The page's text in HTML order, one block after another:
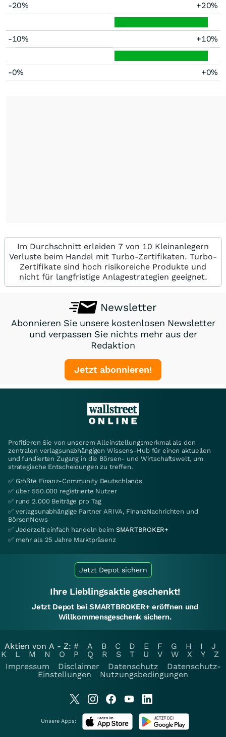
-20% +20%
-10% +10%
-0% +0%
Im Durchschnitt erleiden 7 von 10 Kleinanlegern
Verluste beim Handel mit Turbo-Zertifikaten. Turbo-
Zertifikate sind hoch risikoreiche Produkte und
nicht für langfristige Anlagestrategien geeignet.
Newsletter
Abonnieren Sie unsere kostenlosen Newsletter
und verpassen Sie nichts mehr aus der
Redaktion
Jetzt abonnieren!
Profitieren Sie von unserem Alleinstellungsmerkmal als den
zentralen verlagsunabhängigen Wissens-Hub für einen aktuellen
und fundierten Zugang in die Börsen- und Wirtschaftswelt, um
strategische Entscheidungen zu treffen.
✅ Größte Finanz-Community Deutschlands
✅ über 550.000 registrierte Nutzer
✅ rund 2.000 Beiträge pro Tag
✅ verlagsunabhängige Partner ARIVA, FinanzNachrichten und
BörsenNews
✅ Jederzeit einfach handeln beim SMARTBROKER+
✅ mehr als 25 Jahre Marktpräsenz
Jetzt Depot sichern
Ihre Lieblingsaktie geschenkt!
Jetzt Depot bei SMARTBROKER+ eröffnen und
Willkommensgeschenk sichern.
Aktien von A - Z: # A B C D E F G H I
J
K
L M N O P Q R S T U V W X Y
Z
Impressum
Disclaimer Datenschutz
Datenschutz-
Einstellungen
Nutzungsbedingungen
Unsere Apps: